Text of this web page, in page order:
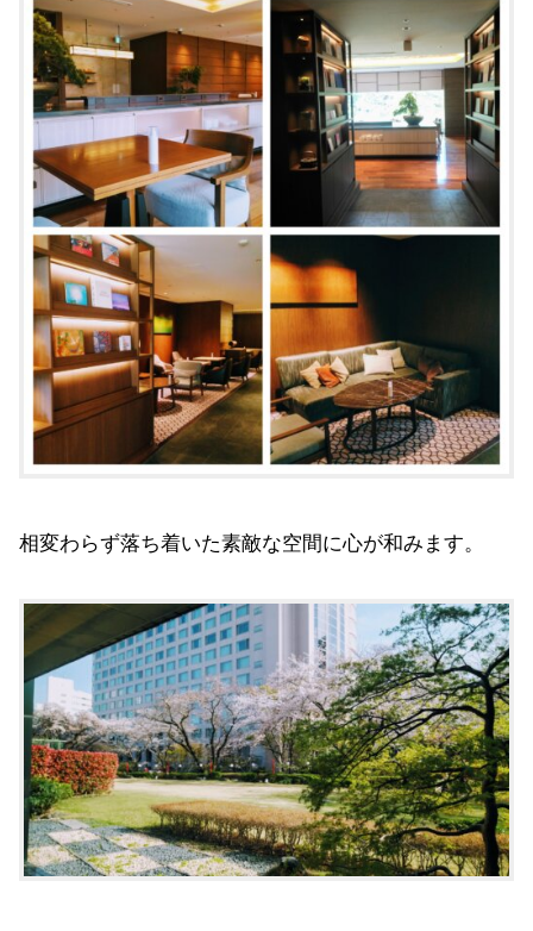
相変わらず落ち着いた素敵な空間に心が和みます。